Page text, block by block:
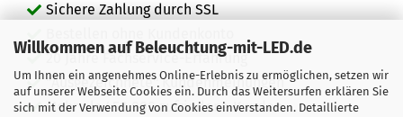
Willkommen auf Beleuchtung-mit-LED.de
Um Ihnen ein angenehmes Online-Erlebnis zu ermöglichen, setzen wir
auf unserer Webseite Cookies ein. Durch das Weitersurfen erklären Sie
sich mit der Verwendung von Cookies einverstanden. Detaillierte
Sichere Zahlung durch SSL
20 Jahre Fachservice-Erfahrung
"Ausgezeichnete" Kundenmeinungen
Mehr als 450.000 zufriedene Kunden